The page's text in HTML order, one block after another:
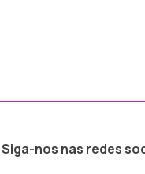
Siga-nos nas redes